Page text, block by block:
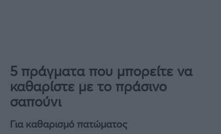
5 πράγματα που μπορείτε να
καθαρίστε με το πράσινο
σαπούνι
Για καθαρισμό πατώματος